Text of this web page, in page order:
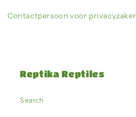
Contactpersoon voor
Reptika Reptiles
Search